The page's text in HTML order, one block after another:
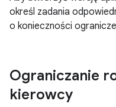
określ zadania
o konieczności
Ograniczanie
kierowcy